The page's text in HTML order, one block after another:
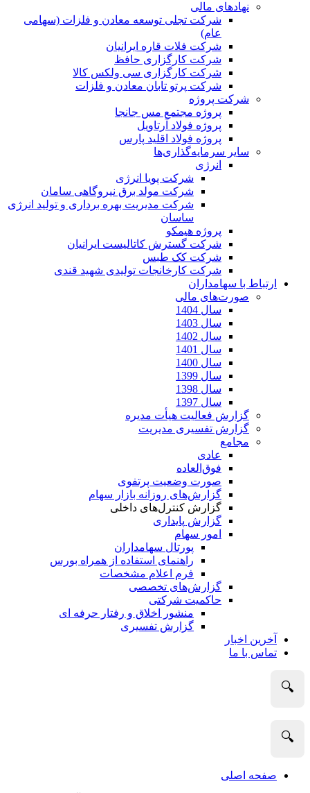
نهادهای مالی
شرکت تجلی توسعه معادن و فلزات (سهامی
عام)
شرکت فلات قاره ایرانیان
شرکت کارگزاری حافظ
شرکت کارگزاری سی ولکس کالا
شرکت پرتو تابان معادن و فلزات
شرکت پروژه
پروژه مجتمع مس جانجا
پروژه فولاد آرتاویل
پروژه فولاد اقلید پارس
سایر سرمایه‌گذاری‌ها
انرژی
شرکت پویا انرژی
شرکت مولد برق نیروگاهی سامان
شرکت مدیریت بهره برداری و تولید انرژی
ساسان
پروژه هیمکو
شرکت گسترش کاتالیست ایرانیان
شرکت کک طبس
شرکت کارخانجات تولیدی شهید قندی
ارتباط با سهامداران
صورت‌های مالی
سال 1404
سال 1403
سال 1402
سال 1401
سال 1400
سال 1399
سال 1398
سال 1397
گزارش فعالیت هیأت مدیره
گزارش تفسیری مدیریت
مجامع
عادی
فوق‌العاده
صورت وضعیت پرتفوی
گزارش‌های روزانه بازار سهام
گزارش کنترل‌های داخلی
گزارش پایداری
امور سهام
پورتال سهامداران
راهنمای استفاده از همراه بورس
فرم اعلام مشخصات
گزارش‌های تخصصی
حاکمیت شرکتی
منشور اخلاق و رفتار حرفه­ ای
گزارش تفسیری
آخرین اخبار
تماس با ما
🔍
🔍
صفحه اصلی